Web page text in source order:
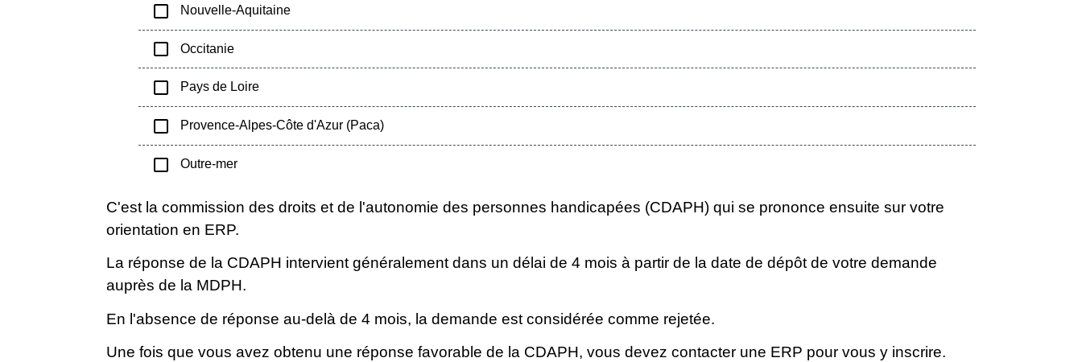
check_box_outline_blank Nouvelle-Aquitaine
check_box_outline_blank Occitanie
check_box_outline_blank Pays de Loire
check_box_outline_blank Provence-Alpes-Côte d'Azur (Paca)
check_box_outline_blank Outre-mer
C'est la commission des droits et de l'autonomie des personnes handicapées (CDAPH) qui se prononce ensuite sur votre
orientation en ERP.
La réponse de la CDAPH intervient généralement dans un délai de 4 mois à partir de la date de dépôt de votre demande
auprès de la MDPH.
En l'absence de réponse au-delà de 4 mois, la demande est considérée comme rejetée.
Une fois que vous avez obtenu une réponse favorable de la CDAPH, vous devez contacter une ERP pour vous y inscrire.